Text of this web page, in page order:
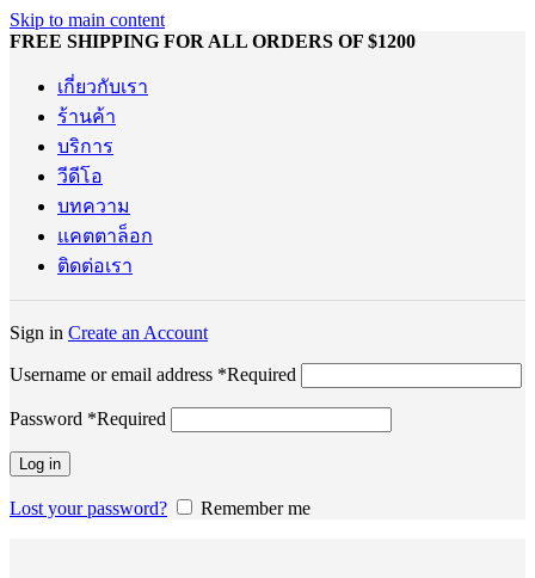
Skip to main content
FREE SHIPPING FOR ALL ORDERS OF $1200
เกี่ยวกับเรา
ร้านค้า
บริการ
วีดีโอ
บทความ
แคตตาล็อก
ติดต่อเรา
Sign in Create an Account
Username or email address *Required
Password *Required
Log in
Lost your password? Remember me